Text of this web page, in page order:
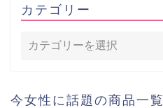
カテゴリー
今女性に話題の商品一覧